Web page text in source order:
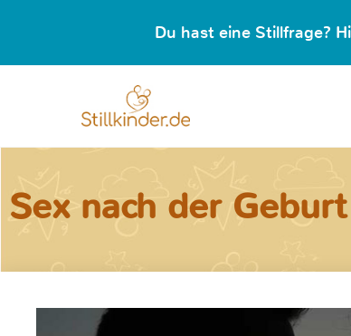
Du hast eine Stillfrage?
Sex nach der Geburt